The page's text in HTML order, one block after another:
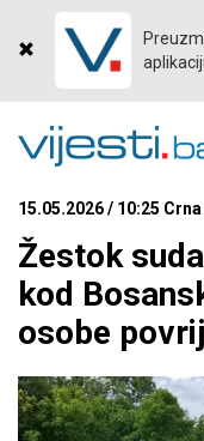
15.05.2026 / 10:25
Žestok
kod
osobe